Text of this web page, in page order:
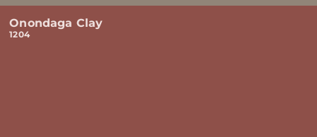
Onondaga Clay
1204